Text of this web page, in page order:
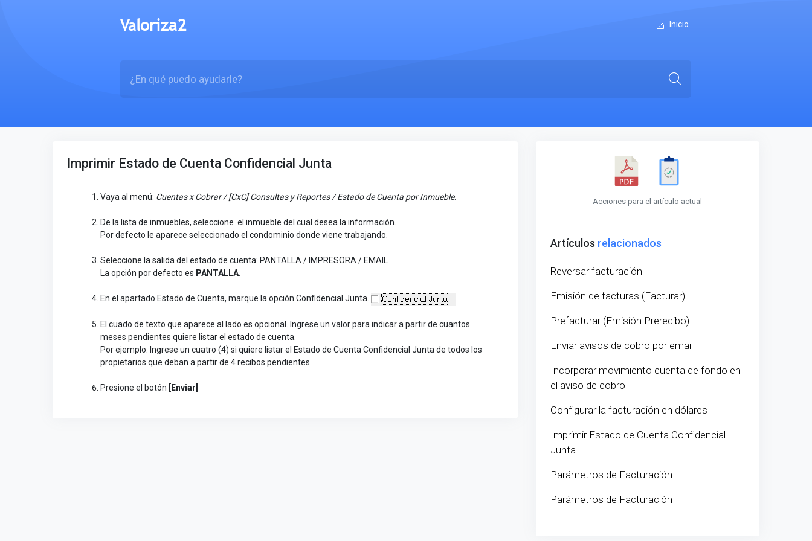
Inicio
Imprimir Estado de Cuenta Confidencial Junta
Vaya al menú: Cuentas x Cobrar / [CxC] Consultas y Reportes / Estado de Cuenta por Inmueble.
De la lista de inmuebles, seleccione el inmueble del cual desea la información.
Por defecto le aparece seleccionado el condominio donde viene trabajando.
Seleccione la salida del estado de cuenta: PANTALLA / IMPRESORA / EMAIL
La opción por defecto es PANTALLA.
En el apartado Estado de Cuenta, marque la opción Confidencial Junta.
El cuado de texto que aparece al lado es opcional. Ingrese un valor para indicar a partir de cuantos
meses pendientes quiere listar el estado de cuenta.
Por ejemplo: Ingrese un cuatro (4) si quiere listar el Estado de Cuenta Confidencial Junta de todos los
propietarios que deban a partir de 4 recibos pendientes.
Presione el botón [Enviar]
Acciones para el artículo actual
Artículos relacionados
Reversar facturación
Emisión de facturas (Facturar)
Prefacturar (Emisión Prerecibo)
Enviar avisos de cobro por email
Incorporar movimiento cuenta de fondo en
el aviso de cobro
Configurar la facturación en dólares
Imprimir Estado de Cuenta Confidencial
Junta
Parámetros de Facturación
Parámetros de Facturación